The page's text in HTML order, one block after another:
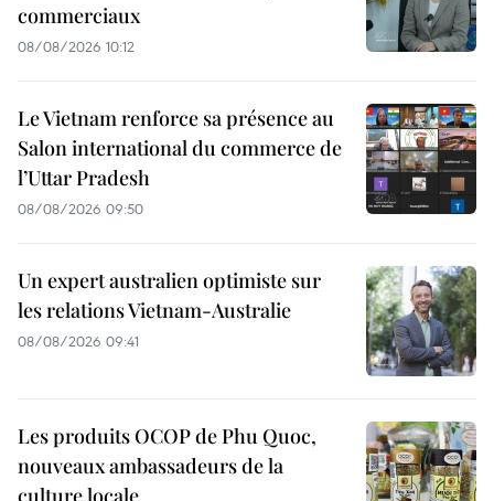
commerciaux
08/08/2026 10:12
Le Vietnam renforce sa présence au
Salon international du commerce de
l’Uttar Pradesh
08/08/2026 09:50
Un expert australien optimiste sur
les relations Vietnam-Australie
08/08/2026 09:41
Les produits OCOP de Phu Quoc,
nouveaux ambassadeurs de la
culture locale